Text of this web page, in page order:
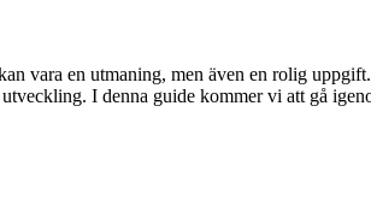
vara en utmaning, men även en rolig
I denna guide kommer vi att gå